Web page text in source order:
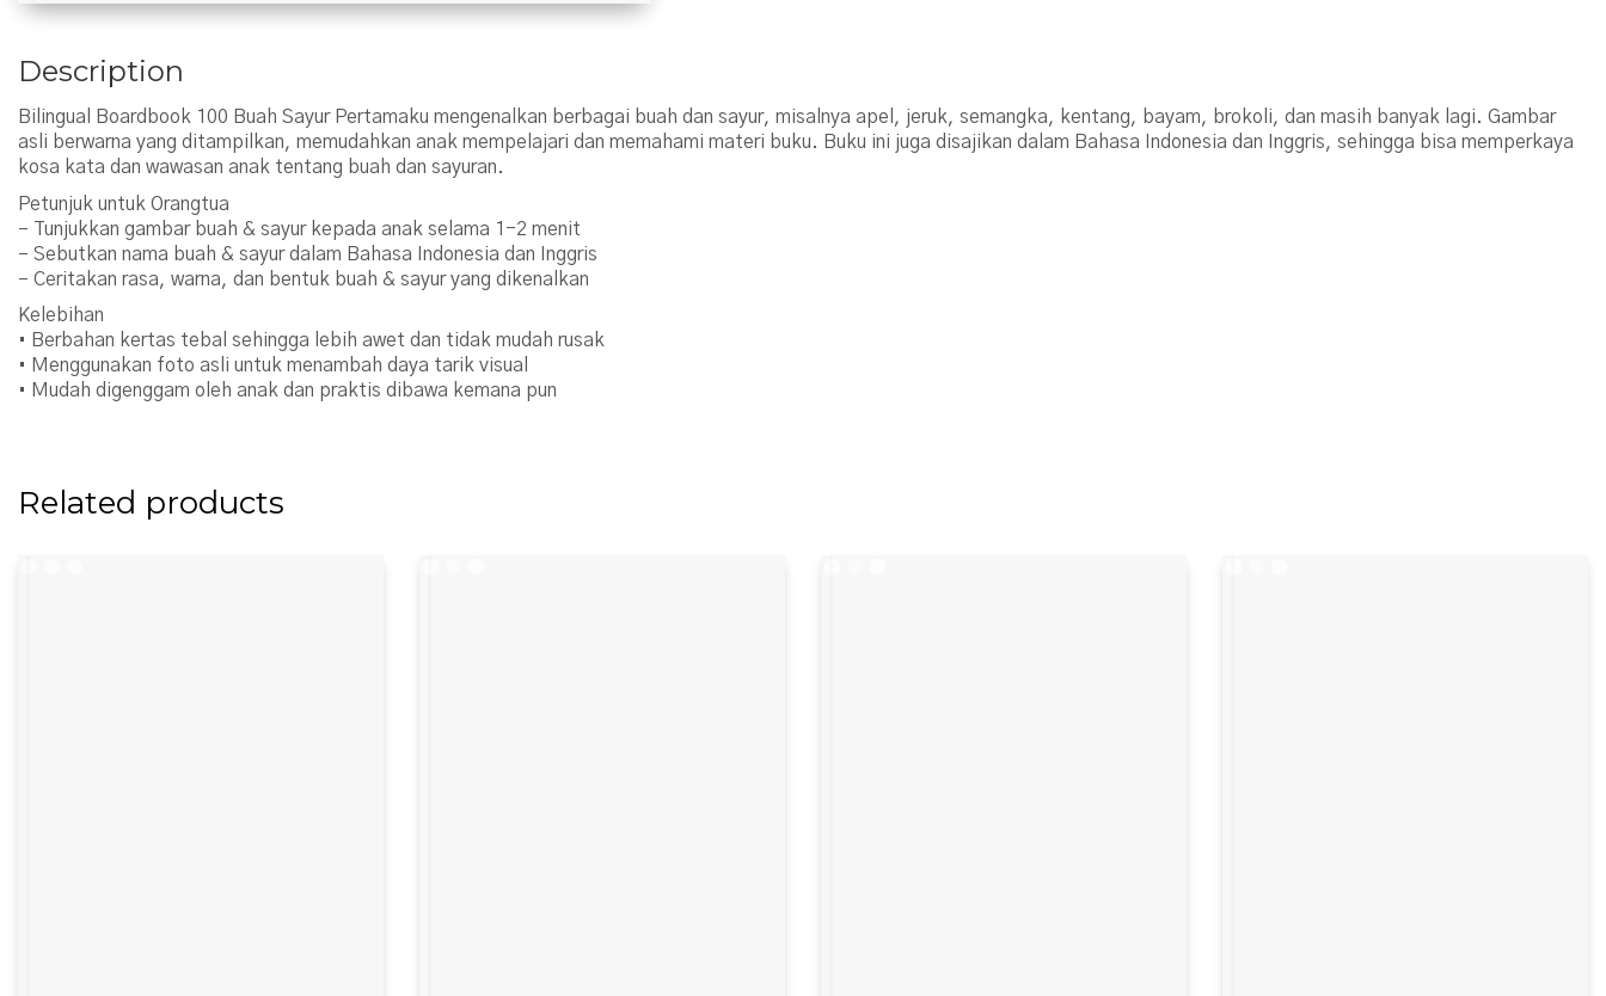
Description
Bilingual Boardbook 100 Buah Sayur Pertamaku mengenalkan berbagai buah dan sayur, misalnya apel, jeruk, semangka, kentang, bayam, brokoli, dan masih banyak lagi. Gambar
asli berwarna yang ditampilkan, memudahkan anak mempelajari dan memahami materi buku. Buku ini juga disajikan dalam Bahasa Indonesia dan Inggris, sehingga bisa memperkaya
kosa kata dan wawasan anak tentang buah dan sayuran.
Petunjuk untuk Orangtua
– Tunjukkan gambar buah & sayur kepada anak selama 1-2 menit
– Sebutkan nama buah & sayur dalam Bahasa Indonesia dan Inggris
– Ceritakan rasa, warna, dan bentuk buah & sayur yang dikenalkan
Kelebihan
• Berbahan kertas tebal sehingga lebih awet dan tidak mudah rusak
• Menggunakan foto asli untuk menambah daya tarik visual
• Mudah digenggam oleh anak dan praktis dibawa kemana pun
Related products